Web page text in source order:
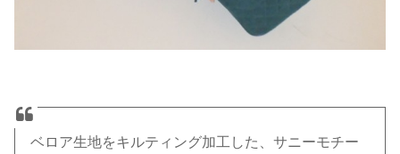
ベロア生地をキルティング加工した、サニーモチー